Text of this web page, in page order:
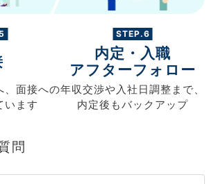
面接への
います
STEP.6
内定・入職
アフターフォロー
年収交渉や入社日調整まで、
内定後もバックアップ
問